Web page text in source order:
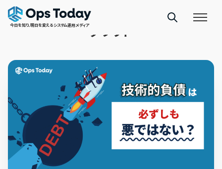
今日を知り、明日を変えるシステム運用メディア クラウド